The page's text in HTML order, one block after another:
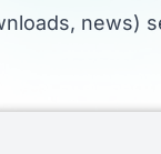
news)